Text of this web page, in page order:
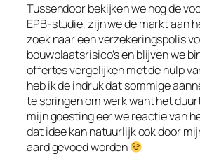
Tussendoor bekijken we nog de
EPB-studie, zijn we de markt aan
zoek naar een verzekeringspolis
bouwplaatsrisico’s en blijven we
offertes vergelijken met de hulp
heb ik de indruk dat sommige
te springen om werk want het
mijn goesting eer we reactie van
dat idee kan natuurlijk ook door
aard gevoed worden